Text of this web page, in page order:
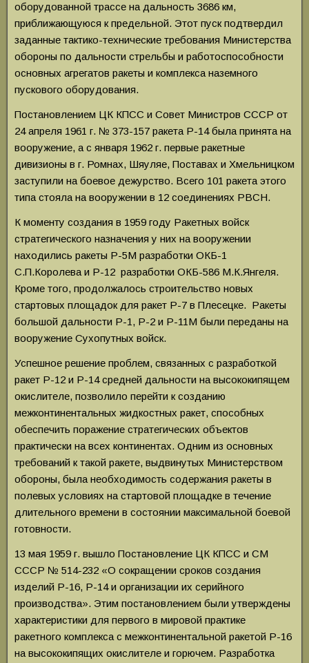
оборудованной трассе на дальность 3686 км,
приближающуюся к предельной. Этот пуск подтвердил
заданные тактико-технические требования Министерства
обороны по дальности стрельбы и работоспособности
основных агрегатов ракеты и комплекса наземного
пускового оборудования.
Постановлением ЦК КПСС и Совет Министров СССР от
24 апреля 1961 г. № 373-157 ракета Р-14 была принята на
вооружение, а с января 1962 г. первые ракетные
дивизионы в г. Ромнах, Шяуляе, Поставах и Хмельницком
заступили на боевое дежурство. Всего 101 ракета этого
типа стояла на вооружении в 12 соединениях РВСН.
К моменту создания в 1959 году Ракетных войск
стратегического назначения у них на вооружении
находились ракеты Р-5М разработки ОКБ-1
С.П.Королева и Р-12 разработки ОКБ-586 М.К.Янгеля.
Кроме того, продолжалось строительство новых
стартовых площадок для ракет Р-7 в Плесецке. Ракеты
большой дальности Р-1, Р-2 и Р-11М были переданы на
вооружение Сухопутных войск.
Успешное решение проблем, связанных с разработкой
ракет Р-12 и Р-14 средней дальности на высококипящем
окислителе, позволило перейти к созданию
межконтинентальных жидкостных ракет, способных
обеспечить поражение стратегических объектов
практически на всех континентах. Одним из основных
требований к такой ракете, выдвинутых Министерством
обороны, была необходимость содержания ракеты в
полевых условиях на стартовой площадке в течение
длительного времени в состоянии максимальной боевой
готовности.
13 мая 1959 г. вышло Постановление ЦК КПСС и СМ
СССР № 514-232 «О сокращении сроков создания
изделий Р-16, Р-14 и организации их серийного
производства». Этим постановлением были утверждены
характеристики для первого в мировой практике
ракетного комплекса с межконтинентальной ракетой Р-16
на высококипящих окислителе и горючем. Разработка